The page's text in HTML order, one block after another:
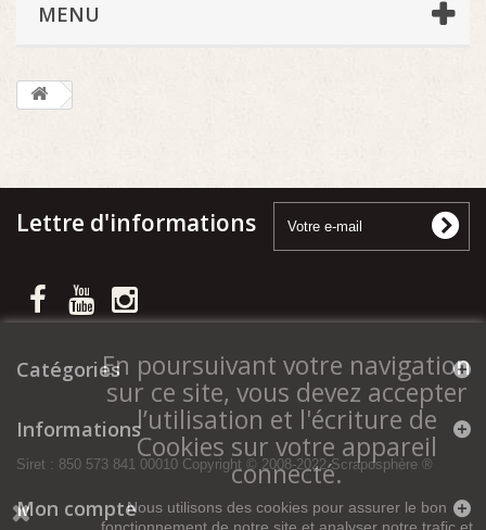
MENU
Lettre d'informations
Catégories
Informations
Siret : 850 573 841 00010 Copyright © 2008-2022 Scraposphère ®
Mon compte
En poursuivant votre navigation
sur ce site, vous devez accepter
l’utilisation et l'écriture de
Cookies sur votre appareil
connecté.
Nous utilisons des cookies pour assurer le bon